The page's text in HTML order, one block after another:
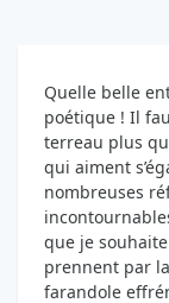
Quelle belle
poétique ! Il
terreau plus
qui aiment
nombreuses
que je
prennent par
farandole